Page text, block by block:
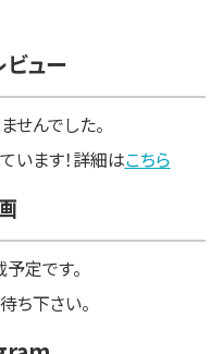
ュー
せんでした。
います！詳細はこちら
定です。
ち下さい。